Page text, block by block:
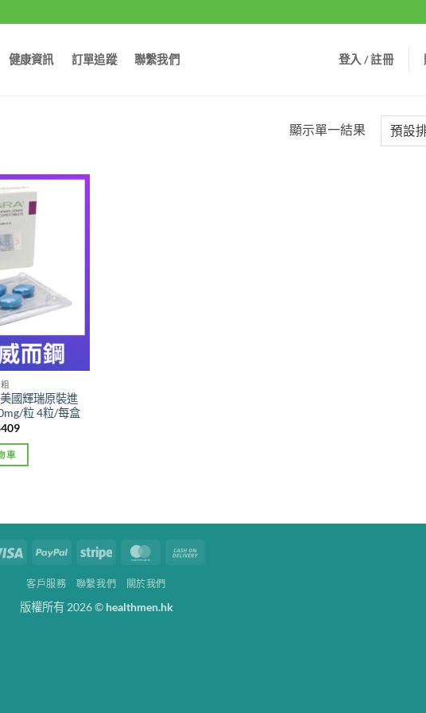
健康資訊 訂單追蹤 聯繫我們 登入 / 註冊
顯示單一結果
國輝瑞原裝進
粒 4粒/每盒
409Current
is:
車
Visa PayPal Stripe MasterCard
客戶服務 聯繫我們 關於我們
版權所有 2026 © healthmen.hk